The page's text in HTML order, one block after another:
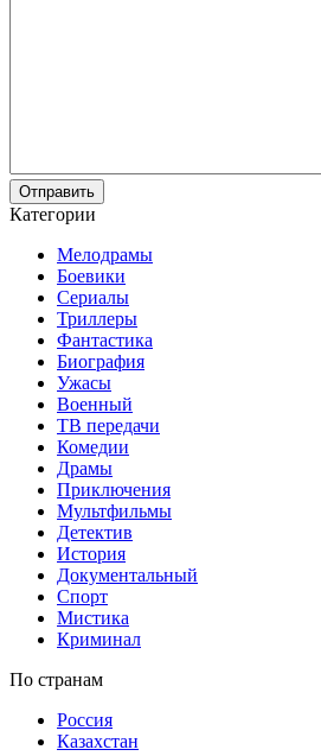
Отправить
Категории
Мелодрамы
Боевики
Сериалы
Триллеры
Фантастика
Биография
Ужасы
Военный
ТВ передачи
Комедии
Драмы
Приключения
Мультфильмы
Детектив
История
Документальный
Спорт
Мистика
Криминал
По странам
Россия
Казахстан